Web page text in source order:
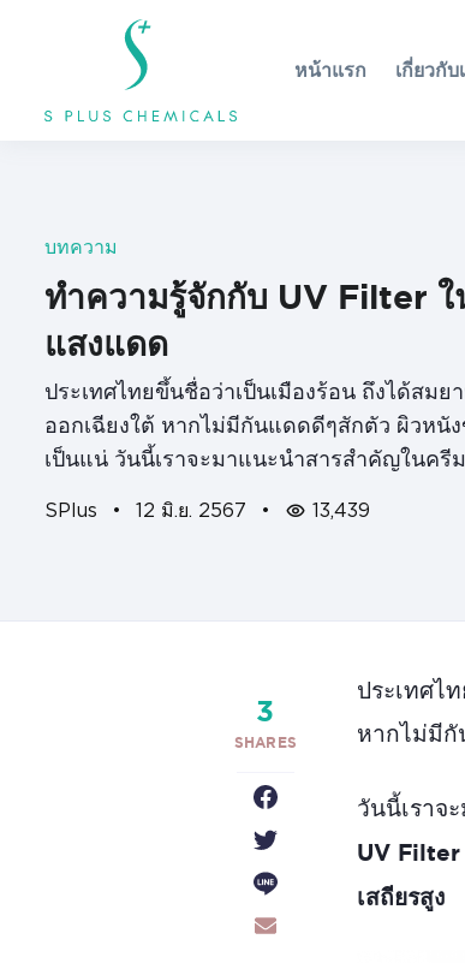
หน้าแรก เกี่ยวกับ
บทความ
ทำความรู้จักกับ UV Filter
แสงแดด
ประเทศไทยขึ้นชื่อว่าเป็นเมืองร้อน ถึงได้สมย
ออกเฉียงใต้ หากไม่มีกันแดดดีๆสักตัว ผิวหนั
เป็นแน่ วันนี้เราจะมาแนะนำสารสำคัญในครี
SPlus • 12 มิ.ย. 2567 • 13,439
3
ประเทศไ
หากไม่มีกั
วันนี้เราจ
UV Filter
เสถียรสูง